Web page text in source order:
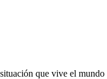
que vive el mundo